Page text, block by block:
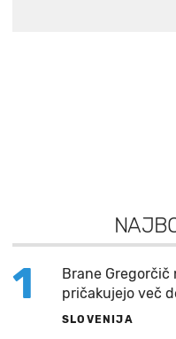
1
Brane Gregorčič
pričakujejo več
SLOVENIJA